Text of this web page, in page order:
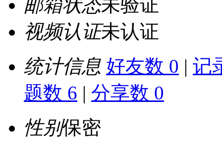
邮箱状态未验证
视频认证未认证
统计信息 好友数 0 | 记
题数 6 | 分享数 0
性别保密